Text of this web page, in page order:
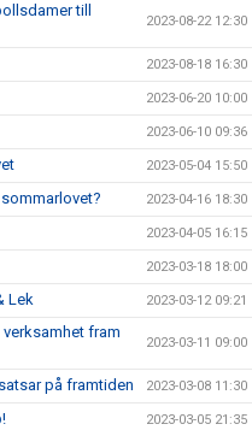
till
2023-08-22 12:30
2023-08-18 16:30
2023-06-20 10:00
2023-06-10 09:36
2023-05-04 15:50
2023-04-16 18:30
2023-04-05 16:15
2023-03-18 18:00
Lek 2023-03-12 09:21
fram
2023-03-11 09:00
på framtiden 2023-03-08 11:30
2023-03-05 21:35